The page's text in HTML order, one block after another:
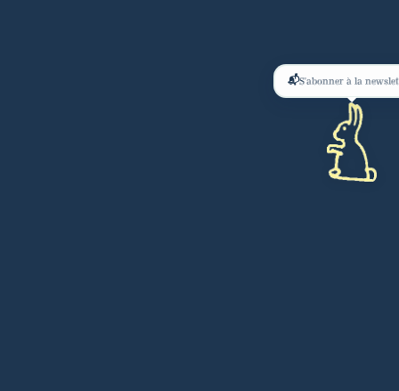
📬S'abonner à la